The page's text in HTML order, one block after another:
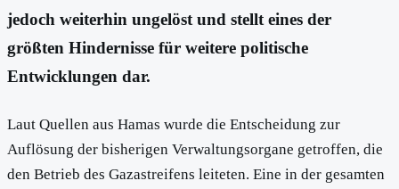
jedoch weiterhin ungelöst und stellt eines der
größten Hindernisse für weitere politische
Entwicklungen dar.
Laut Quellen aus Hamas wurde die Entscheidung zur
Auflösung der bisherigen Verwaltungsorgane getroffen, die
den Betrieb des Gazastreifens leiteten. Eine in der gesamten